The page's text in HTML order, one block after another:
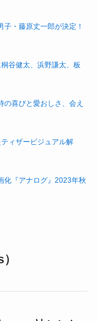
子・藤原丈一郎が決定！
谷健太、浜野謙太、板
の喜びと愛おしさ、会え
ィザービジュアル解
化『アナログ』2023年秋